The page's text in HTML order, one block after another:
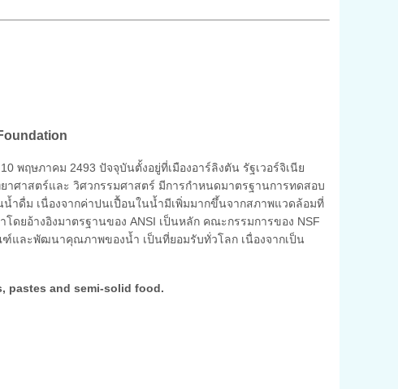
พฤษภาคม 2493 ปัจจุบันตั้งอยู่ที่เมืองอาร์ลิงตัน รัฐเวอร์จิเนีย
ศาสตร์และ วิศวกรรมศาสตร์ มีการกำหนดมาตรฐานการทดสอบ
ำดื่ม เนื่องจากค่าปนเปื้อนในน้ำมีเพิ่มมากขึ้นจากสภาพแวดล้อมที่
ดยอ้างอิงมาตรฐานของ ANSI เป็นหลัก คณะกรรมการของ NSF
ฑ์และพัฒนาคุณภาพของน้ำ เป็นที่ยอมรับทั่วโลก เนื่องจากเป็น
pastes and semi-solid food.